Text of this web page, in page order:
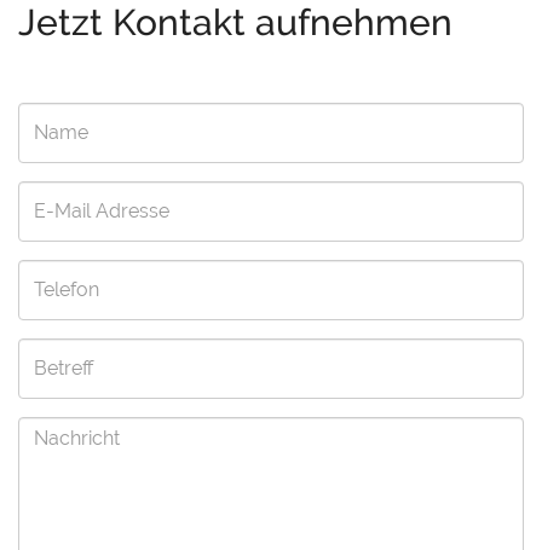
Jetzt Kontakt aufnehmen